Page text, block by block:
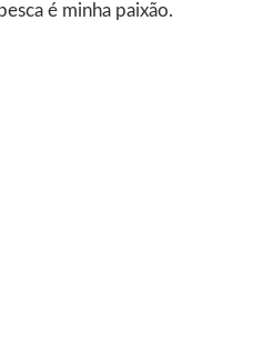
é minha paixão.